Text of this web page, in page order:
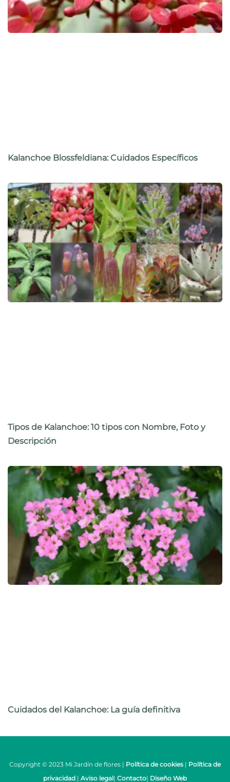
Kalanchoe Blossfeldiana: Cuidados Específicos
Tipos de Kalanchoe: 10 tipos con Nombre, Foto y
Descripción
Cuidados del Kalanchoe: La guía definitiva
Copyright © 2023 Mi Jardín de flores | Política de cookies | Política de
privacidad | Aviso legal| Contacto| Diseño Web